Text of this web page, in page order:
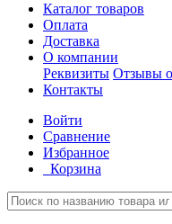
Каталог товаров
Оплата
Доставка
О компании
Реквизиты Отзывы
Контакты
Войти
Сравнение
Избранное
Корзина